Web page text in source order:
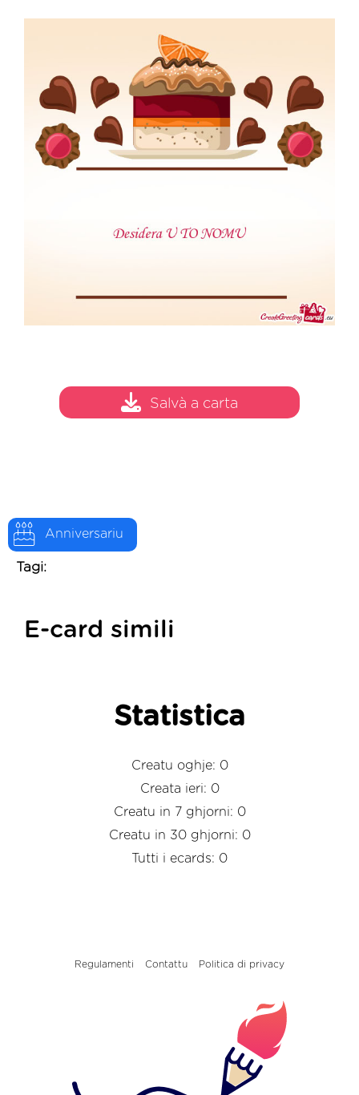
Anniversariu
Tagi:
Salvà a carta
E-card simili
Statistica
Creatu oghje: 0
Creata ieri: 0
Creatu in 7 ghjorni: 0
Creatu in 30 ghjorni: 0
Tutti i ecards: 0
Regulamenti Contattu Politica di privacy